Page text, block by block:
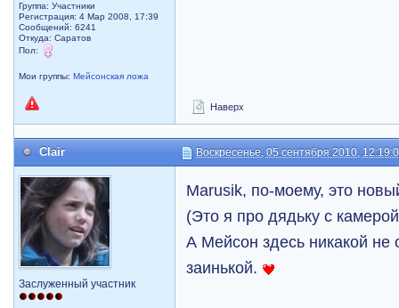
Группа: Участники
Регистрация: 4 Мар 2008, 17:39
Сообщений: 6241
Откуда: Саратов
Пол:
Мои группы:Мейсонская ложа
Наверх
Clair Воскресенье, 05 сентября 2010,
Заслуженный участник
Marusik, по-моему, это
(Это я про дядьку с
А Мейсон здесь никакой не
заинькой.